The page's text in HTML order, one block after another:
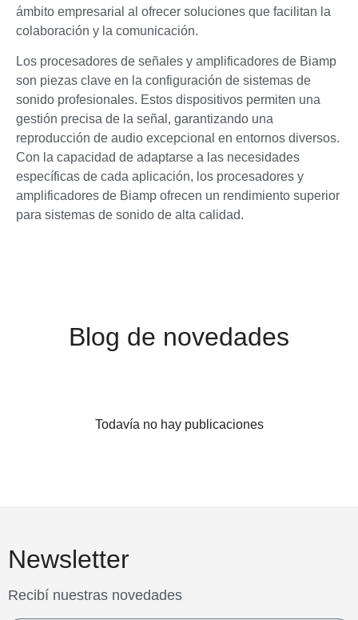
ámbito empresarial al ofrecer soluciones que facilitan la
colaboración y la comunicación.
Los procesadores de señales y amplificadores de Biamp
son piezas clave en la configuración de sistemas de
sonido profesionales. Estos dispositivos permiten una
gestión precisa de la señal, garantizando una
reproducción de audio excepcional en entornos diversos.
Con la capacidad de adaptarse a las necesidades
específicas de cada aplicación, los procesadores y
amplificadores de Biamp ofrecen un rendimiento superior
para sistemas de sonido de alta calidad.
Blog de novedades
Todavía no hay publicaciones
Newsletter
Recibí nuestras novedades